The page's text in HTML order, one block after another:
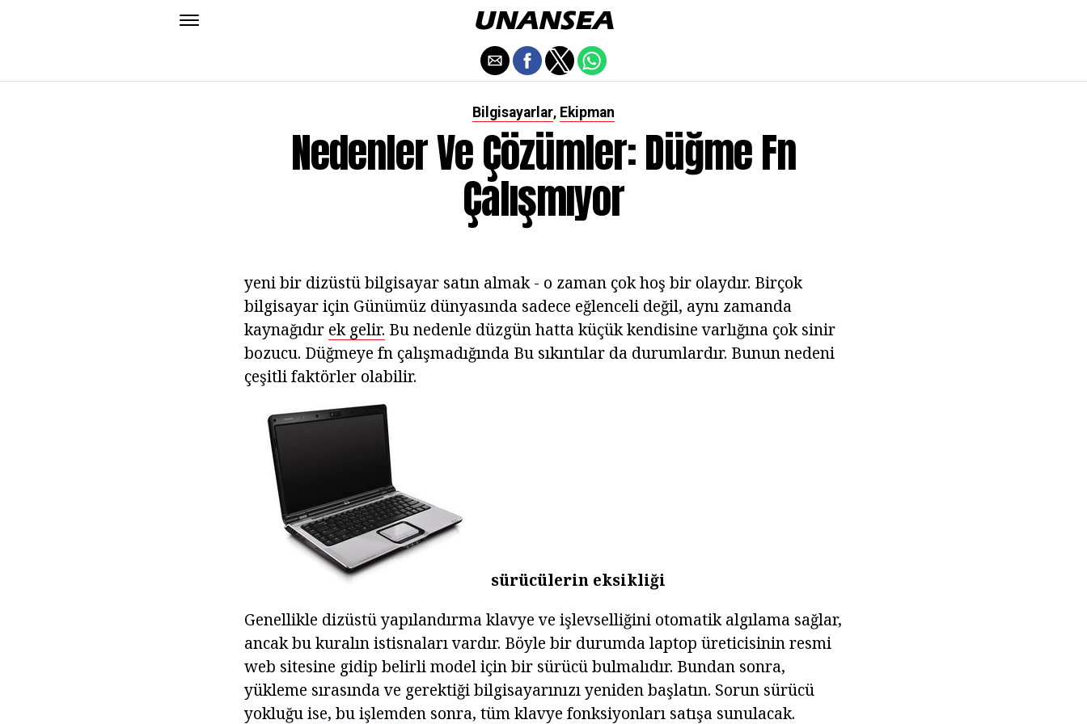
Bilgisayarlar, Ekipman
Nedenler Ve Çözümler: Düğme Fn
Çalışmıyor
yeni bir dizüstü bilgisayar satın almak - o zaman çok hoş bir olaydır. Birçok
bilgisayar için Günümüz dünyasında sadece eğlenceli değil, aynı zamanda
kaynağıdır ek gelir. Bu nedenle düzgün hatta küçük kendisine varlığına çok sinir
bozucu. Düğmeye fn çalışmadığında Bu sıkıntılar da durumlardır. Bunun nedeni
çeşitli faktörler olabilir.
sürücülerin eksikliği
Genellikle dizüstü yapılandırma klavye ve işlevselliğini otomatik algılama sağlar,
ancak bu kuralın istisnaları vardır. Böyle bir durumda laptop üreticisinin resmi
web sitesine gidip belirli model için bir sürücü bulmalıdır. Bundan sonra,
yükleme sırasında ve gerektiği bilgisayarınızı yeniden başlatın. Sorun sürücü
yokluğu ise, bu işlemden sonra, tüm klavye fonksiyonları satışa sunulacak.